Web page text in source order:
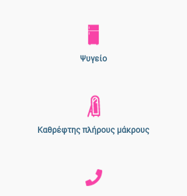
Ψυγείο
Καθρέφτης πλήρους μάκρους